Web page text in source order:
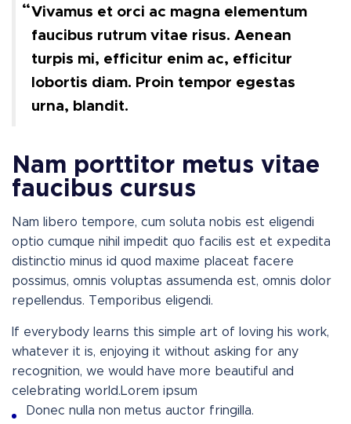
Vivamus et orci ac magna elementum
faucibus rutrum vitae risus. Aenean
turpis mi, efficitur enim ac, efficitur
lobortis diam. Proin tempor egestas
urna, blandit.
Nam porttitor metus vitae
faucibus cursus
Nam libero tempore, cum soluta nobis est eligendi
optio cumque nihil impedit quo facilis est et expedita
distinctio minus id quod maxime placeat facere
possimus, omnis voluptas assumenda est, omnis dolor
repellendus. Temporibus eligendi.
If everybody learns this simple art of loving his work,
whatever it is, enjoying it without asking for any
recognition, we would have more beautiful and
celebrating world.Lorem ipsum
Donec nulla non metus auctor fringilla.